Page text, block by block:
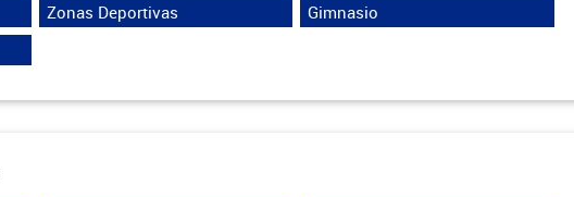
Zonas Deportivas
Gimnasio